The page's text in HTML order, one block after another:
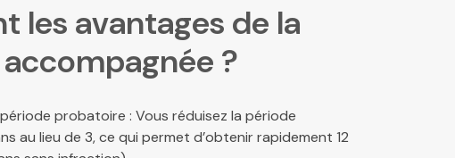
les avantages de la
?
probatoire : Vous réduisez la période
au lieu de 3, ce qui permet d’obtenir rapidement 12